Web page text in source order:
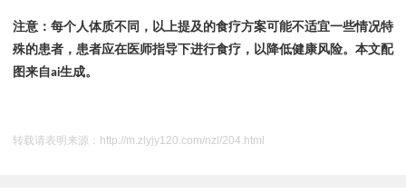
注意：每个人体质不同，以上提及的食疗方案可能不适宜一些情况特
殊的患者，患者应在医师指导下进行食疗，以降低健康风险。本文配
图来自ai生成。
转载请表明来源： http://m.zlyjy120.com/nzl/204.html